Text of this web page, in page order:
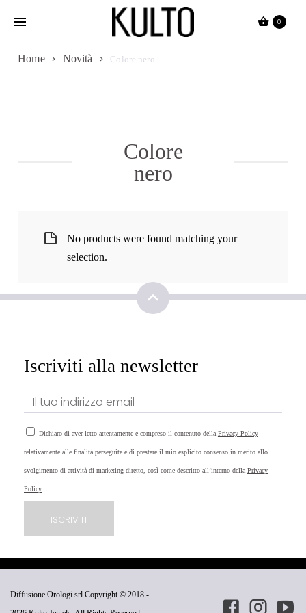
0
Home Novità Colore nero
Colore
nero
No products were found matching your
selection.
Iscriviti alla newsletter
Dichiaro di aver letto attentamente e compreso il contenuto della Privacy Policy
relativamente alle finalità perseguite e di prestare il mio esplicito consenso in merito allo
svolgimento di attività di marketing diretto, così come descritto all’interno della Privacy
Policy
Diffusione Orologi srl Copyright © 2018 -